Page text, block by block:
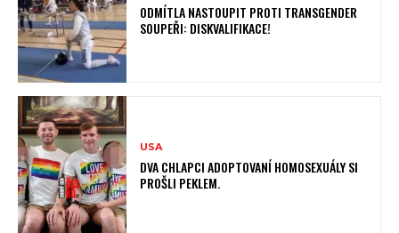
ODMÍTLA NASTOUPIT PROTI TRANSGENDER
SOUPEŘI: DISKVALIFIKACE!
USA
DVA CHLAPCI ADOPTOVANÍ HOMOSEXUÁLY SI
PROŠLI PEKLEM.